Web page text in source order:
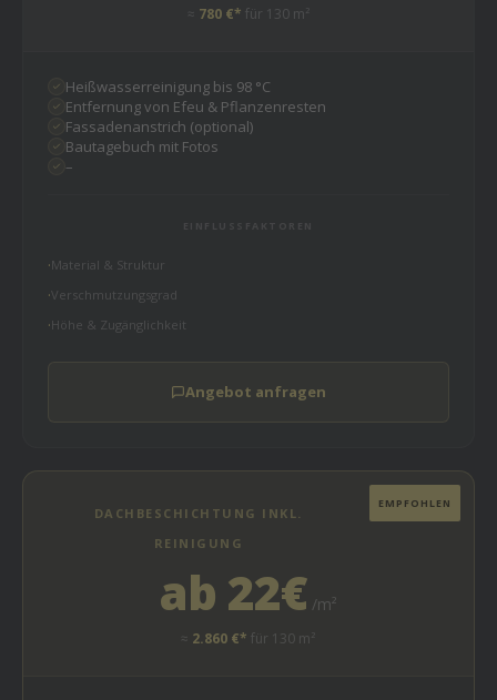
≈ 780 €* für 130 m²
Heißwasserreinigung bis 98 °C
Entfernung von Efeu & Pflanzenresten
Fassadenanstrich (optional)
Bautagebuch mit Fotos
–
EINFLUSSFAKTOREN
Material & Struktur
Verschmutzungsgrad
Höhe & Zugänglichkeit
Angebot anfragen
EMPFOHLEN
DACHBESCHICHTUNG INKL.
REINIGUNG
ab 22€ /m²
≈ 2.860 €* für 130 m²